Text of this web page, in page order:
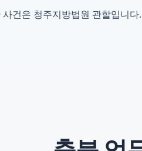
사건은 청주지방법원 관할입니